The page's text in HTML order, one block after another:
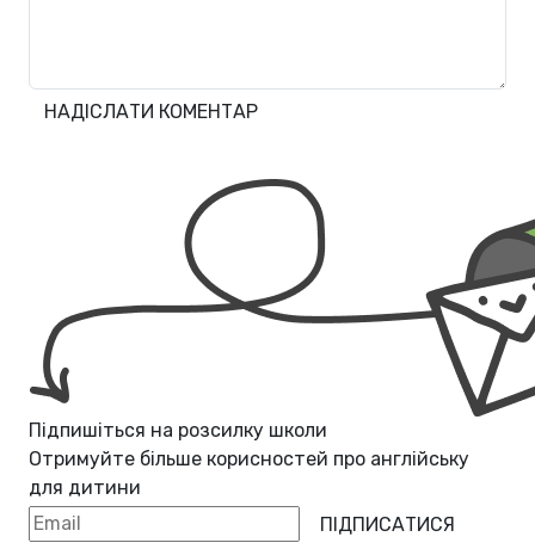
НАДІСЛАТИ КОМЕНТАР
Підпишіться на розсилку школи
Отримуйте більше корисностей про англійську
для дитини
ПІДПИСАТИСЯ